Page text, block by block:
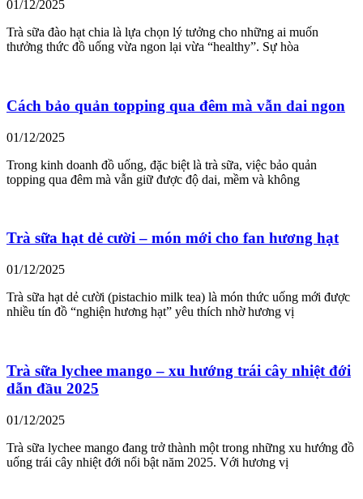
01/12/2025
Trà sữa đào hạt chia là lựa chọn lý tưởng cho những ai muốn
thưởng thức đồ uống vừa ngon lại vừa “healthy”. Sự hòa
Cách bảo quản topping qua đêm mà vẫn dai ngon
01/12/2025
Trong kinh doanh đồ uống, đặc biệt là trà sữa, việc bảo quản
topping qua đêm mà vẫn giữ được độ dai, mềm và không
Trà sữa hạt dẻ cười – món mới cho fan hương hạt
01/12/2025
Trà sữa hạt dẻ cười (pistachio milk tea) là món thức uống mới được
nhiều tín đồ “nghiện hương hạt” yêu thích nhờ hương vị
Trà sữa lychee mango – xu hướng trái cây nhiệt đới
dẫn đầu 2025
01/12/2025
Trà sữa lychee mango đang trở thành một trong những xu hướng đồ
uống trái cây nhiệt đới nổi bật năm 2025. Với hương vị